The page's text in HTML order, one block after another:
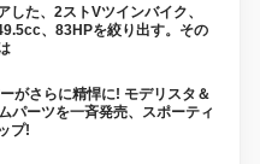
した、2ストVツインバイク、
、83HPを絞り出す。その
がさらに精悍に! モデリスタ＆
パーツを一斉発売、スポーティ
プ!